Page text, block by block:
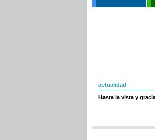
actualidad
Hasta la vista y